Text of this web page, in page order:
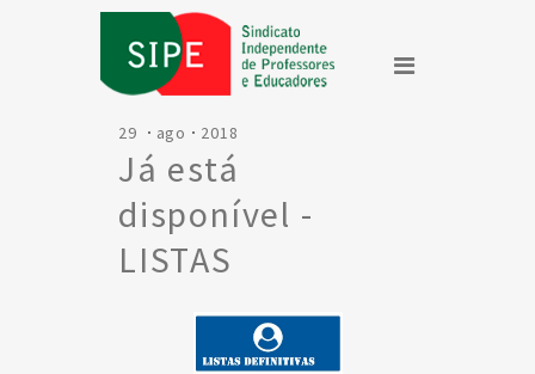
29 ago 2018
Já está
disponível -
LISTAS
DEFINITIVAS
Contratação